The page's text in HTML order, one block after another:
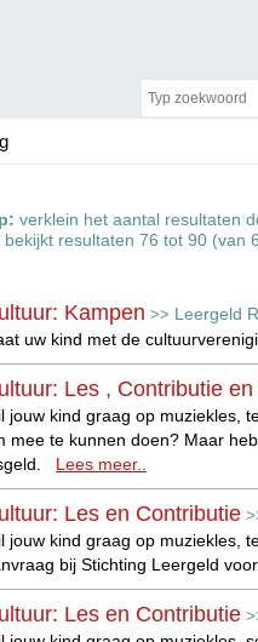
verklein het aantal resultaten
bekijkt resultaten 76 tot 90 (van
Kampen >> Leergeld
uw kind met de
Les , Contributie
jouw kind graag op muziekles,
mee te kunnen doen? Maar
Lees meer..
Les en Contributie
jouw kind graag op muziekles,
bij Stichting Leergeld
Les en Contributie